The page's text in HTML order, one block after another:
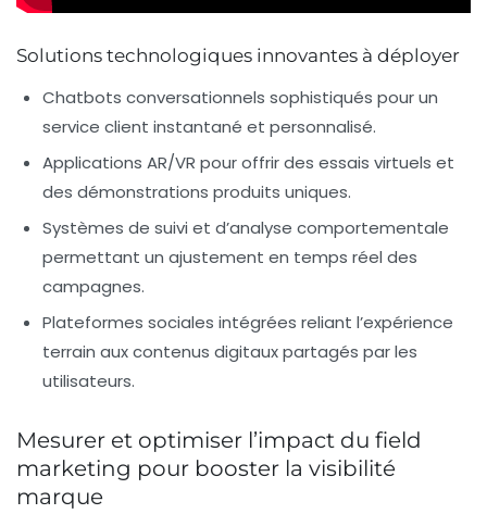
Solutions technologiques innovantes à déployer
Chatbots conversationnels sophistiqués pour un
service client instantané et personnalisé.
Applications AR/VR pour offrir des essais virtuels et
des démonstrations produits uniques.
Systèmes de suivi et d’analyse comportementale
permettant un ajustement en temps réel des
campagnes.
Plateformes sociales intégrées reliant l’expérience
terrain aux contenus digitaux partagés par les
utilisateurs.
Mesurer et optimiser l’impact du field
marketing pour booster la visibilité
marque